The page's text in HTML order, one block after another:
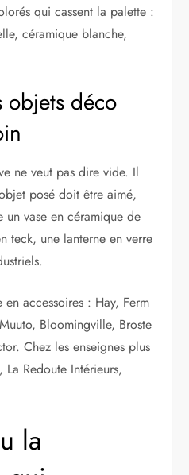
qui cassent la palette :
céramique blanche,
objets déco
ne veut pas dire vide. Il
posé doit être aimé,
vase en céramique de
teck, une lanterne en verre
en accessoires : Hay, Ferm
Bloomingville, Broste
Chez les enseignes plus
Redoute Intérieurs,
la